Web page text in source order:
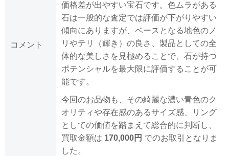
コメント
価格差が出やすい宝石です。色ムラがある
石は一般的な査定では評価が下がりやすい
傾向にありますが、ベースとなる地色のノ
リやテリ（輝き）の良さ、製品としての全
体的な美しさを見極めることで、石が持つ
ポテンシャルを最大限に評価することが可
能です。
今回のお品物も、その綺麗な濃い青色のク
オリティや存在感のあるサイズ感、リング
としての価値を踏まえて総合的に判断し、
買取金額は 170,000円 でのお取引となりま
した。